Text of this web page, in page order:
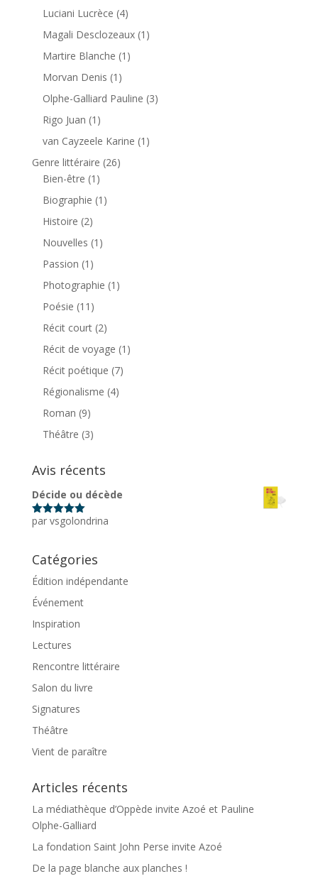
Luciani Lucrèce (4)
Magali Desclozeaux (1)
Martire Blanche (1)
Morvan Denis (1)
Olphe-Galliard Pauline (3)
Rigo Juan (1)
van Cayzeele Karine (1)
Genre littéraire (26)
Bien-être (1)
Biographie (1)
Histoire (2)
Nouvelles (1)
Passion (1)
Photographie (1)
Poésie (11)
Récit court (2)
Récit de voyage (1)
Récit poétique (7)
Régionalisme (4)
Roman (9)
Théâtre (3)
Avis récents
Décide ou décède
Note5 sur
par vsgolondrina
Catégories
Édition indépendante
Événement
Inspiration
Lectures
Rencontre littéraire
Salon du livre
Signatures
Théâtre
Vient de paraître
Articles récents
La médiathèque d’Oppède invite Azoé et Pauline
Olphe-Galliard
La fondation Saint John Perse invite Azoé
De la page blanche aux planches !